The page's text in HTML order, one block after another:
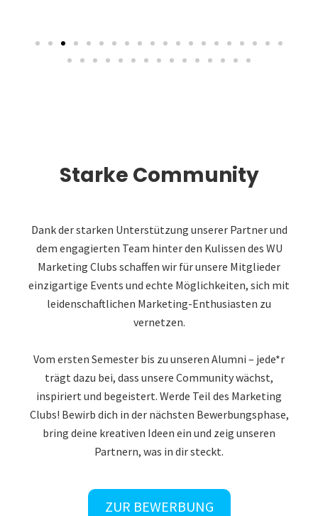
Starke Community
Dank der starken Unterstützung unserer Partner und
dem engagierten Team hinter den Kulissen des WU
Marketing Clubs schaffen wir für unsere Mitglieder
einzigartige Events und echte Möglichkeiten, sich mit
leidenschaftlichen Marketing-Enthusiasten zu
vernetzen.
Vom ersten Semester bis zu unseren Alumni – jede*r
trägt dazu bei, dass unsere Community wächst,
inspiriert und begeistert. Werde Teil des Marketing
Clubs! Bewirb dich in der nächsten Bewerbungsphase,
bring deine kreativen Ideen ein und zeig unseren
Partnern, was in dir steckt.
ZUR BEWERBUNG